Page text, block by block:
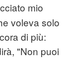
mio
voleva solo
di più:
"Non puoi